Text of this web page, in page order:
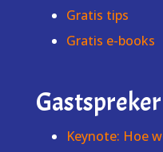
Gratis tips
Gratis e-books
Gastspreker
Keynote: Hoe